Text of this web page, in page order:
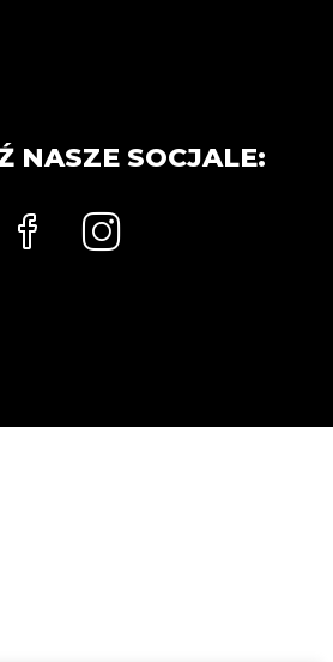
NASZE SOCJALE: